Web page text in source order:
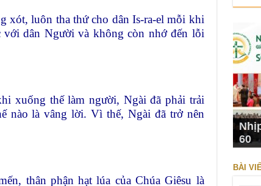
xót, luôn tha thứ cho dân Is-ra-el mỗi khi
với dân Người và không còn nhớ đến lỗi
xuống thế làm người, Ngài đã phải trải
nào là vâng lời. Vì thế, Ngài đã trở nên
thân phận hạt lúa của Chúa Giêsu là
60
BÀI